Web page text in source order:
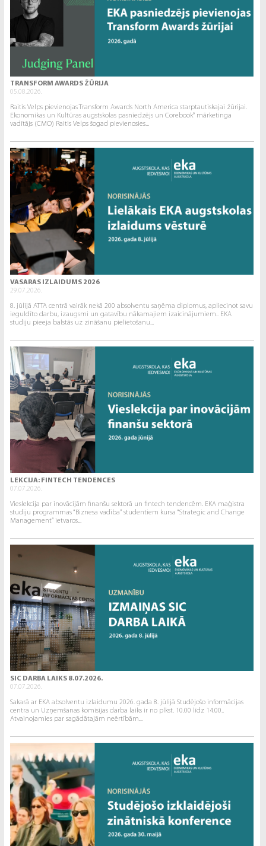
TRANSFORM AWARDS ŽŪRIJA
05.08.2026.
Raitis Velps pievienojas Transform Awards North America starptautiskajai žūrijai.
Ekonomikas un Kultūras augstskolas pasniedzējs un Corebook° mārketinga
vadītājs (CMO) Raitis Velps šogad pievienosies...
VASARAS IZLAIDUMS 2026
29.07.2026.
8. jūlijā ATTA centrā vairāk nekā 200 absolventu saņēma diplomus, apliecinot savu
ieguldīto darbu, izaugsmi un gatavību nākamajiem izaicinājumiem.. EKA
studiju pieeja balstās uz zināšanu pielietošanu...
LEKCIJA: FINTECH TENDENCES
07.07.2026.
Vieslekcija par inovācijām finanšu sektorā un fintech tendencēm. EKA maģistra
studiju programmas “Biznesa vadība” studentiem kursa “Strategic and Change
Management” ietvaros...
SIC DARBA LAIKS 8.07.2026.
07.07.2026.
Sakarā ar EKA absolventu izlaidumu 2026. gada 8. jūlijā Studējošo informācijas
centra un Uzņemšanas komisijas darba laiks ir no plkst. 10.00 līdz 14.00..
Atvainojamies par sagādātajām neērtībām...